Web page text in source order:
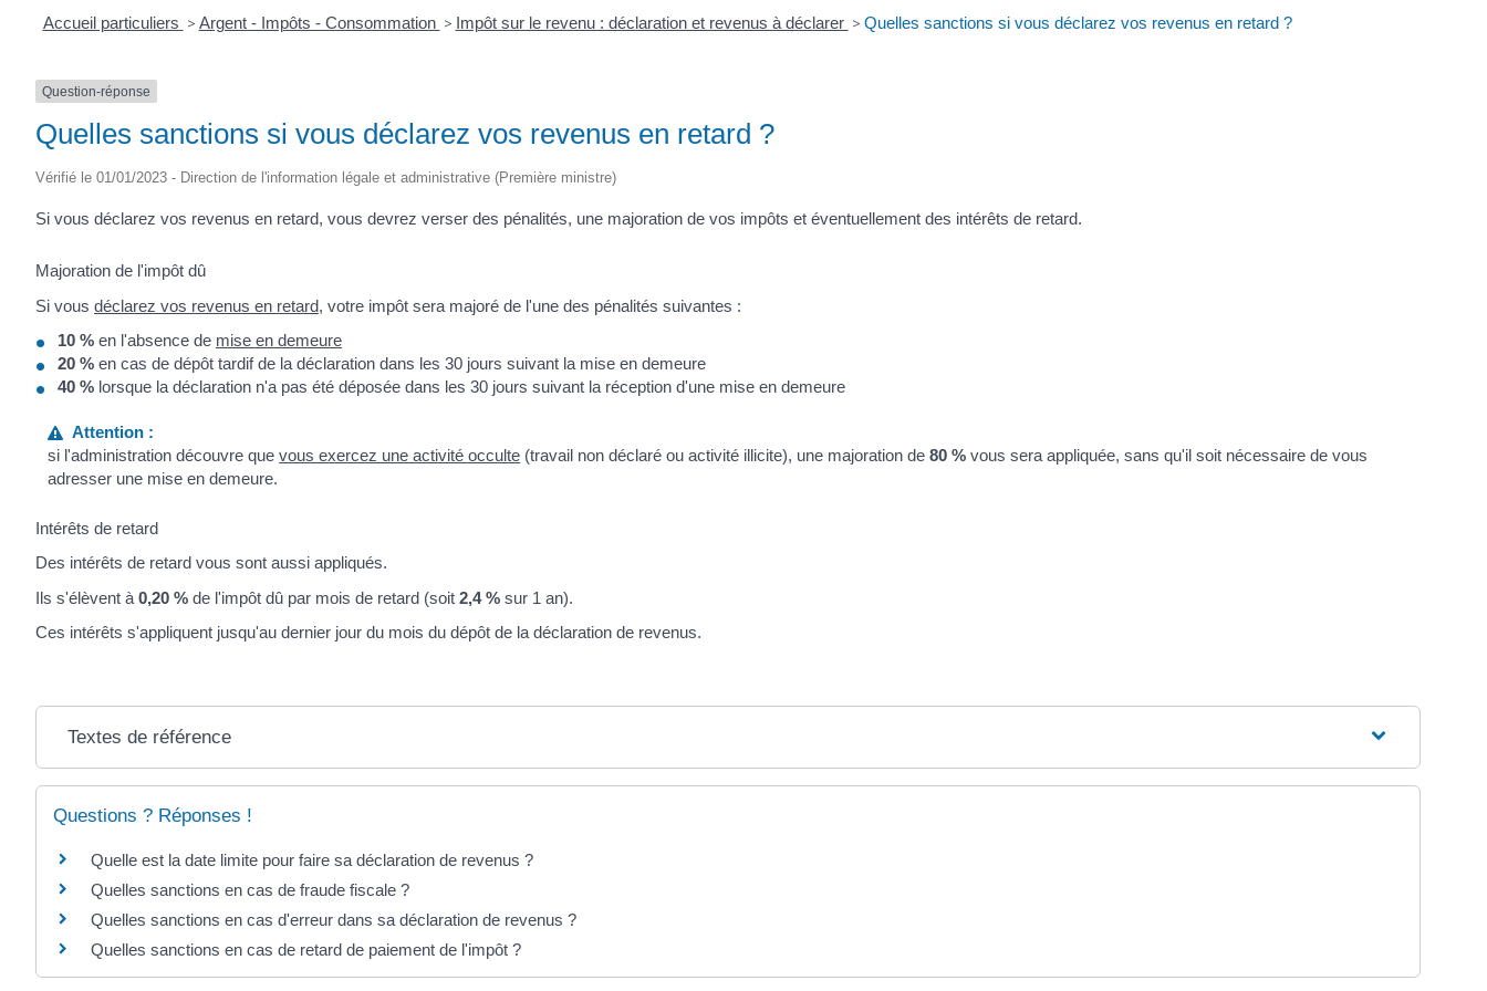
Accueil particuliers > Argent - Impôts - Consommation > Impôt sur le revenu : déclaration et revenus à déclarer > Quelles sanctions si vous déclarez vos revenus en retard ?
Question-réponse
Quelles sanctions si vous déclarez vos revenus en retard ?
Vérifié le 01/01/2023 - Direction de l'information légale et administrative (Première ministre)
Si vous déclarez vos revenus en retard, vous devrez verser des pénalités, une majoration de vos impôts et éventuellement des intérêts de retard.
Majoration de l'impôt dû
Si vous déclarez vos revenus en retard, votre impôt sera majoré de l'une des pénalités suivantes :
10 % en l'absence de mise en demeure
20 % en cas de dépôt tardif de la déclaration dans les 30 jours suivant la mise en demeure
40 % lorsque la déclaration n'a pas été déposée dans les 30 jours suivant la réception d'une mise en demeure
Attention :
si l'administration découvre quevous exercez une activité occulte (travail non déclaré ou activité illicite), une majoration de80 % vous sera appliquée, sans qu'il soit nécessaire de vous
adresser une mise en demeure.
Intérêts de retard
Des intérêts de retard vous sont aussi appliqués.
Ils s'élèvent à 0,20 % de l'impôt dû par mois de retard (soit 2,4 % sur 1 an).
Ces intérêts s'appliquent jusqu'au dernier jour du mois du dépôt de la déclaration de revenus.
Textes de référence
Questions ? Réponses !
Quelle est la date limite pour faire sa déclaration de revenus ?
Quelles sanctions en cas de fraude fiscale ?
Quelles sanctions en cas d'erreur dans sa déclaration de revenus ?
Quelles sanctions en cas de retard de paiement de l'impôt ?